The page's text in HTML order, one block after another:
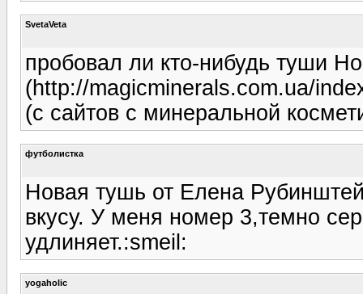
SvetaVeta
пробовал ли кто-нибудь туши
(http://magicminerals.com.ua/
(с сайтов с минеральной
футболистка
Новая тушь от Елена
вкусу. У меня номер 3,темно
удлиняет.:smeil:
yogaholic